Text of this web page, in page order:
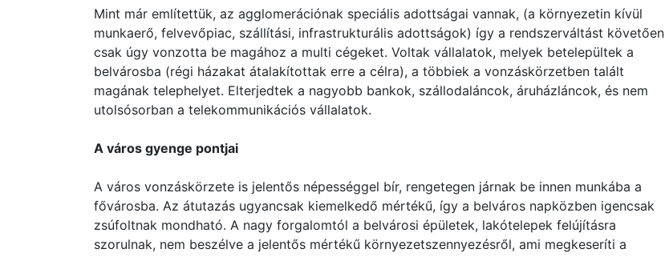
Mint már említettük, az agglomerációnak speciális adottságai vannak, (a környezetin kívül
munkaerő, felvevőpiac, szállítási, infrastrukturális adottságok) így a rendszerváltást követően
csak úgy vonzotta be magához a multi cégeket. Voltak vállalatok, melyek betelepültek a
belvárosba (régi házakat átalakítottak erre a célra), a többiek a vonzáskörzetben talált
magának telephelyet. Elterjedtek a nagyobb bankok, szállodaláncok, áruházláncok, és nem
utolsósorban a telekommunikációs vállalatok.
A város gyenge pontjai
A város vonzáskörzete is jelentős népességgel bír, rengetegen járnak be innen munkába a
fővárosba. Az átutazás ugyancsak kiemelkedő mértékű, így a belváros napközben igencsak
zsúfoltnak mondható. A nagy forgalomtól a belvárosi épületek, lakótelepek felújításra
szorulnak, nem beszélve a jelentős mértékű környezetszennyezésről, ami megkeseríti a